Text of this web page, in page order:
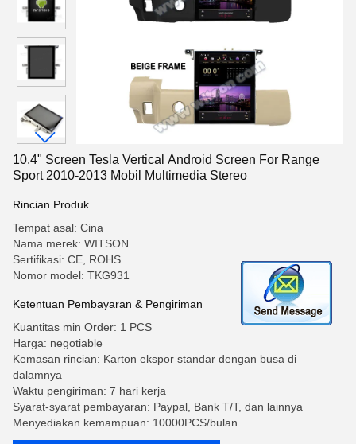
10.4" Screen Tesla Vertical Android Screen For Range
Sport 2010-2013 Mobil Multimedia Stereo
Rincian Produk
Tempat asal: Cina
Nama merek: WITSON
Sertifikasi: CE, ROHS
Nomor model: TKG931
Ketentuan Pembayaran & Pengiriman
Kuantitas min Order: 1 PCS
Harga: negotiable
Kemasan rincian: Karton ekspor standar dengan busa di
dalamnya
Waktu pengiriman: 7 hari kerja
Syarat-syarat pembayaran: Paypal, Bank T/T, dan lainnya
Menyediakan kemampuan: 10000PCS/bulan